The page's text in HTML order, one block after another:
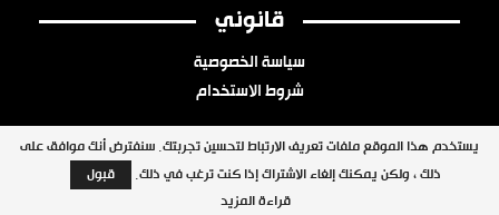
قانوني
سياسة الخصوصية
شروط الاستخدام
جميع الحقوق محفوظة © 2026 شبكة أفريكونا
يستخدم هذا الموقع ملفات تعريف الارتباط لتحسين تجربتك. سنفترض أنك موافق على
ذلك ، ولكن يمكنك إلغاء الاشتراك إذا كنت ترغب في ذلك.
قبول
قراءة المزيد